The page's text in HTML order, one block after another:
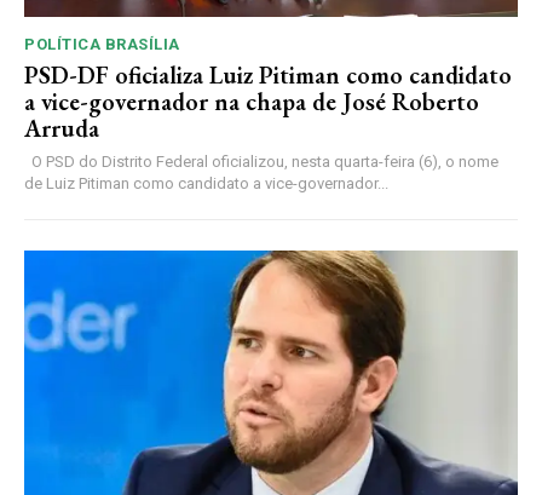
POLÍTICA BRASÍLIA
PSD-DF oficializa Luiz Pitiman como candidato
a vice-governador na chapa de José Roberto
Arruda
de Luiz Pitiman como candidato a vice-governador...